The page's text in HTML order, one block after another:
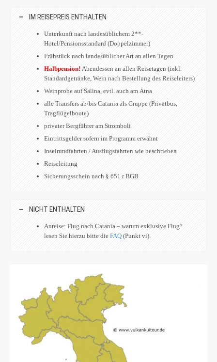
IM REISEPREIS ENTHALTEN
Unterkunft nach landesüblichem 2**-
Hotel/Pensionsstandard (Doppelzimmer)
Frühstück nach landesüblicher Art an allen Tagen
Halbpension! Abendessen an allen Reisetagen (inkl.
Standardgetränke, Wein nach Bestellung des Reiseleiters)
Weinprobe auf Salina, evtl. auch am Ätna
alle Transfers ab/bis Catania als Gruppe (Privatbus,
Tragflügelboote)
privater Bergführer am Stromboli
Eintrittsgelder sofern im Programm erwähnt
Inselrundfahrten / Ausflugsfahrten wie beschrieben
Reiseleitung
Sicherungsschein nach § 651 r BGB
NICHT ENTHALTEN
Anreise: Flug nach Catania – warum exklusive Flug?
lesen Sie hierzu bitte die FAQ (Punkt vi).